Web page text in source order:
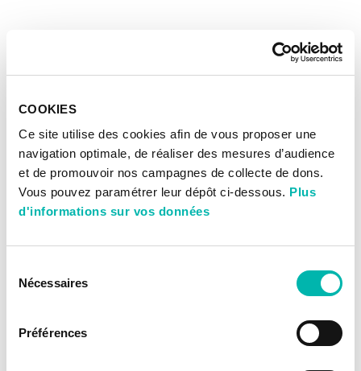
COOKIES
Ce site utilise des cookies afin de vous proposer une
navigation optimale, de réaliser des mesures d’audience
et de promouvoir nos campagnes de collecte de dons.
Vous pouvez paramétrer leur dépôt ci-dessous. Plus
d'informations sur vos données
Nécessaires
Préférences